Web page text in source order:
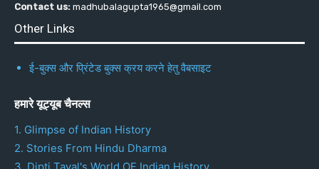
Contact us: madhubalagupta1965@gmail.com
Other Links
ई-बुक्स और प्रिंटेड बुक्स क्रय करने हेतु वैबसाइट
हमारे यूट्यूब चैनल्स
1. Glimpse of Indian History
2. Stories From Hindu Dharma